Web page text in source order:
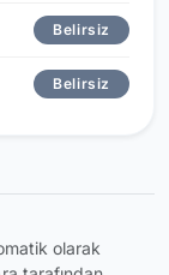
Belirsiz
Belirsiz
olarak